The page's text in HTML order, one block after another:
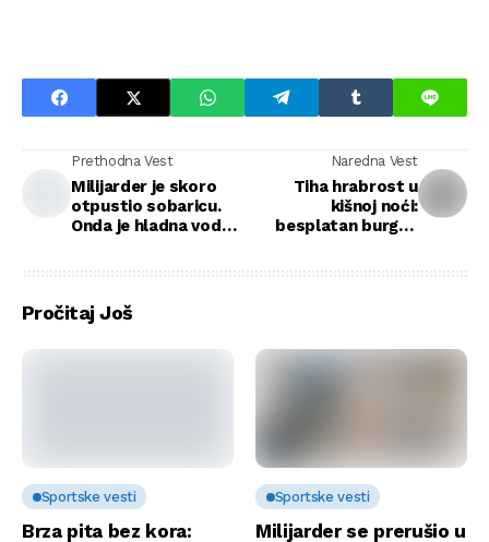
Prethodna Vest
Milijarder je skoro
otpustio sobaricu.
Onda je hladna voda
Naredna Vest
Tiha hrabrost u
kišnoj noći:
besplatan burger,
Pročitaj Još
Sportske vesti
Brza pita bez kora:
Sportske vesti
Milijarder se prerušio u